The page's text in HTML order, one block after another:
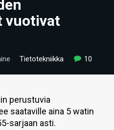
vuotivat
Tietotekniikka 10
perustuvia
saataville aina 5 watin
sarjaan asti.